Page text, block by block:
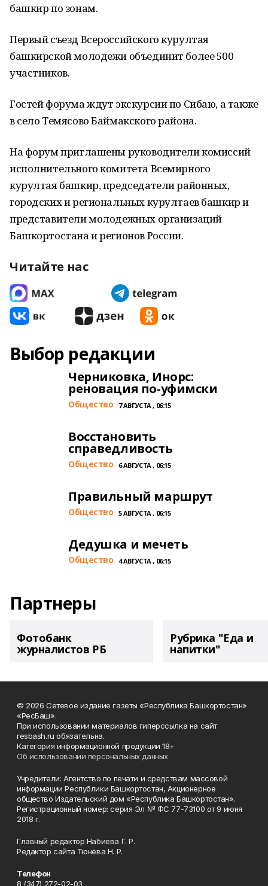
башкир по зонам.
Первый съезд Всероссийского курултая
башкирской молодежи объединит более 500
участников.
Гостей форума ждут экскурсии по Сибаю, а также
в село Темясово Баймакского района.
На форум приглашены руководители комиссий
исполнительного комитета Всемирного
курултая башкир, председатели районных,
городских и региональных курултаев башкир и
представители молодежных организаций
Башкортостана и регионов России.
Читайте нас
Выбор редакции
Черниковка, Инорс:
реновация по-уфимски
Общество 7 АВГУСТА , 06:15
Восстановить
справедливость
Общество 6 АВГУСТА , 06:15
Правильный маршрут
Общество 5 АВГУСТА , 06:15
Дедушка и мечеть
Общество 4 АВГУСТА , 06:15
Партнеры
Фотобанк
журналистов РБ
Рубрика "Еда и
напитки"
© 2026 Сетевое издание газеты «Республика Башкортостан»
«РесБаш».
При использовании материалов гиперссылка на сайт
resbash.ru обязательна.
Категория информационной продукции 18+
Об использовании персональных данных
Учредители: Агентство по печати и средствам массовой
информации Республики Башкортостан, Акционерное
общество Издательский дом «Республика Башкортостан».
Регистрационный номер: серия Эл № ФС 77-73100 от 9 июня
2018 г.
Главный редактор Набиева Г. Р.
Редактор сайта Тюнёва Н. Р.
Телефон
8 (347) 272-02-03